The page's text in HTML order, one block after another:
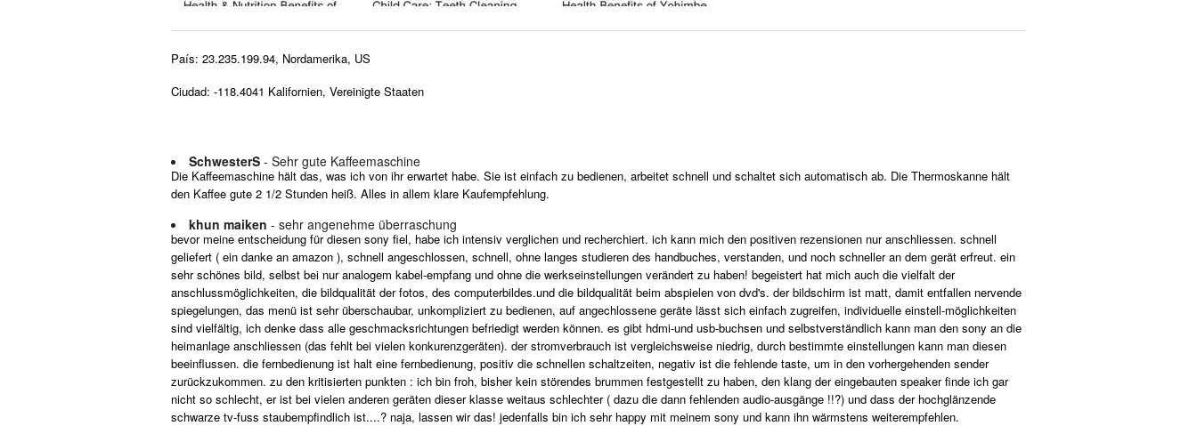
País: 23.235.199.94, Nordamerika, US
Ciudad: -118.4041 Kalifornien, Vereinigte Staaten
SchwesterS - Sehr gute Kaffeemaschine
Die Kaffeemaschine hält das, was ich von ihr erwartet habe. Sie ist einfach zu bedienen, arbeitet schnell und schaltet sich automatisch ab. Die Thermoskanne hält
den Kaffee gute 2 1/2 Stunden heiß. Alles in allem klare Kaufempfehlung.
khun maiken - sehr angenehme überraschung
bevor meine entscheidung für diesen sony fiel, habe ich intensiv verglichen und recherchiert. ich kann mich den positiven rezensionen nur anschliessen. schnell
geliefert ( ein danke an amazon ), schnell angeschlossen, schnell, ohne langes studieren des handbuches, verstanden, und noch schneller an dem gerät erfreut. ein
sehr schönes bild, selbst bei nur analogem kabel-empfang und ohne die werkseinstellungen verändert zu haben! begeistert hat mich auch die vielfalt der
anschlussmöglichkeiten, die bildqualität der fotos, des computerbildes.und die bildqualität beim abspielen von dvd's. der bildschirm ist matt, damit entfallen nervende
spiegelungen, das menü ist sehr überschaubar, unkompliziert zu bedienen, auf angechlossene geräte lässt sich einfach zugreifen, individuelle einstell-möglichkeiten
sind vielfältig, ich denke dass alle geschmacksrichtungen befriedigt werden können. es gibt hdmi-und usb-buchsen und selbstverständlich kann man den sony an die
heimanlage anschliessen (das fehlt bei vielen konkurenzgeräten). der stromverbrauch ist vergleichsweise niedrig, durch bestimmte einstellungen kann man diesen
beeinflussen. die fernbedienung ist halt eine fernbedienung, positiv die schnellen schaltzeiten, negativ ist die fehlende taste, um in den vorhergehenden sender
zurückzukommen. zu den kritisierten punkten : ich bin froh, bisher kein störendes brummen festgestellt zu haben, den klang der eingebauten speaker finde ich gar
nicht so schlecht, er ist bei vielen anderen geräten dieser klasse weitaus schlechter ( dazu die dann fehlenden audio-ausgänge !!?) und dass der hochglänzende
schwarze tv-fuss staubempfindlich ist....? naja, lassen wir das! jedenfalls bin ich sehr happy mit meinem sony und kann ihn wärmstens weiterempfehlen.